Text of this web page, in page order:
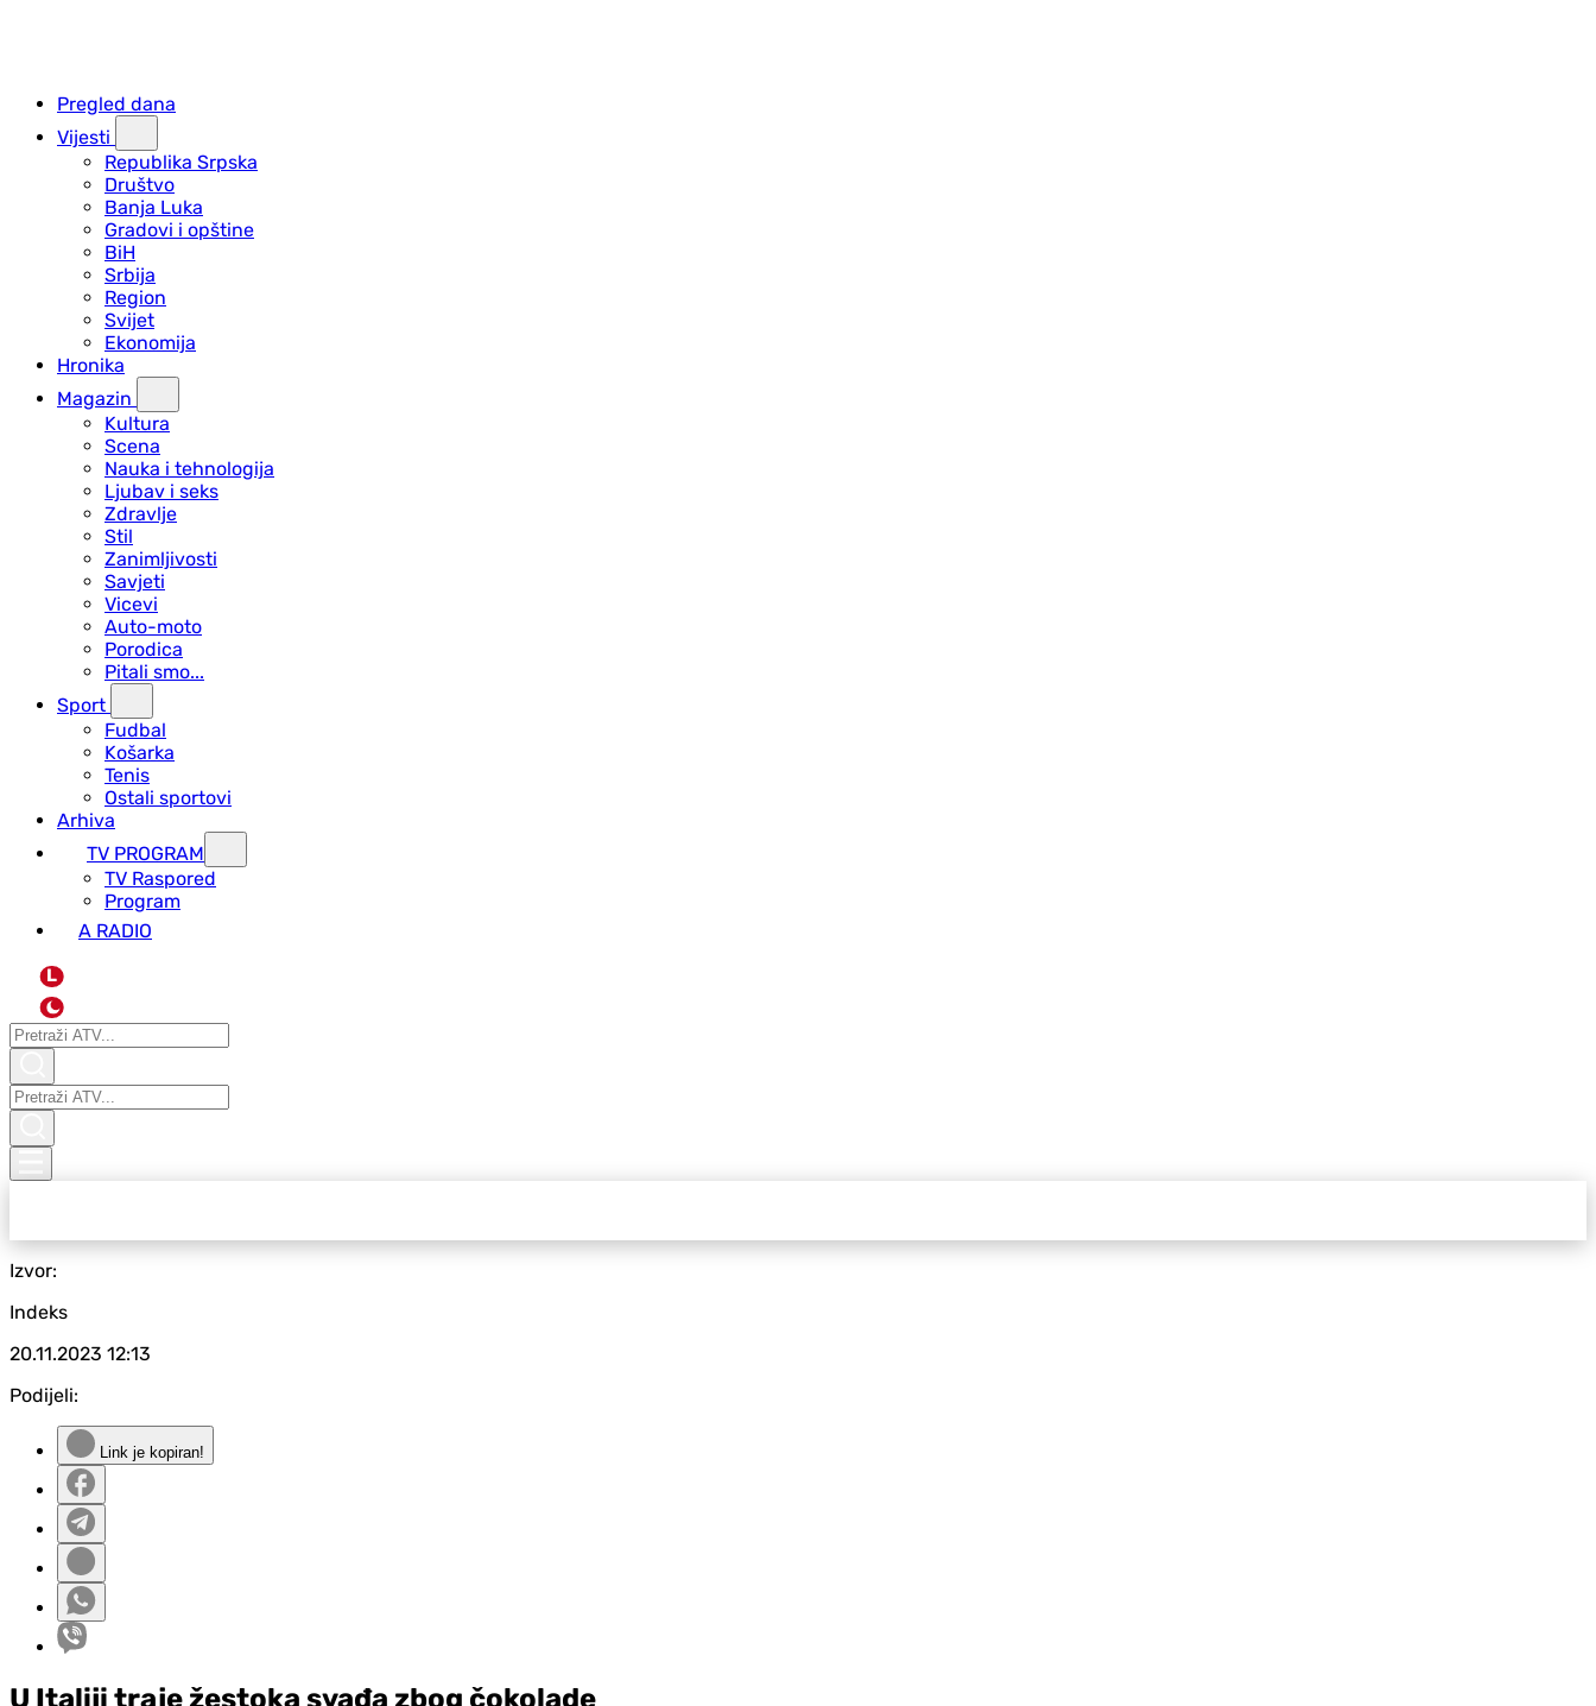
Pregled dana
Vijesti
Republika Srpska
Društvo
Banja Luka
Gradovi i opštine
BiH
Srbija
Region
Svijet
Ekonomija
Hronika
Magazin
Kultura
Scena
Nauka i tehnologija
Ljubav i seks
Zdravlje
Stil
Zanimljivosti
Savjeti
Vicevi
Auto-moto
Porodica
Pitali smo...
Sport
Fudbal
Košarka
Tenis
Ostali sportovi
Arhiva
TV PROGRAM
ТV Raspored
Program
A RADIO
L
Izvor:
Indeks
20.11.2023 12:13
Podijeli:
Link je kopiran!
U Italiji traje žestoka svađa zbog čokolade